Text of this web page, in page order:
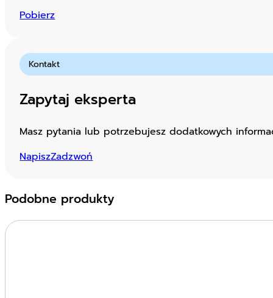
Pobierz
Kontakt
Zapytaj eksperta
Masz pytania lub potrzebujesz dodatkowych
NapiszZadzwoń
Podobne produkty